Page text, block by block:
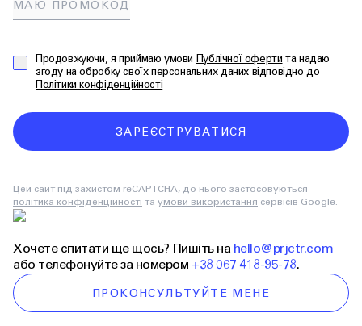
МАЮ ПРОМОКОД
Продовжуючи, я приймаю умови Публічної оферти та надаю
згоду на обробку своїх персональних даних відповідно до
Політики конфіденційності
ЗАРЕЄСТРУВАТИСЯ
Цей сайт під захистом reCAPTCHA, до нього застосовуються
політика конфіденційності та умови використання сервісів Google.
Хочете спитати ще щось? Пишіть на hello@prjctr.com
або телефонуйте за номером +38 067 418-95-78.
ПРОКОНСУЛЬТУЙТЕ МЕНЕ